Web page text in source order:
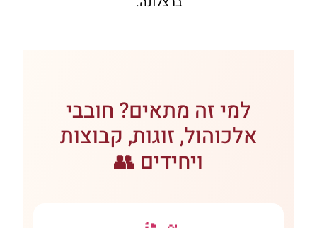
למי זה מתאים? חובבי
אלכוהול, זוגות, קבוצות
ויחידים 👥